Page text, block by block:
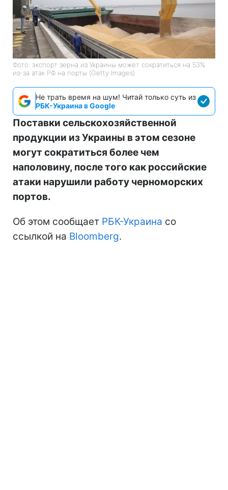
Фото: экспорт зерна из Украины может сократиться на 53%
из-за атак РФ на порты (Getty Images)
Не трать время на шум! Читай только суть из
РБК-Украина в Google
Поставки сельскохозяйственной
продукции из Украины в этом сезоне
могут сократиться более чем
наполовину, после того как российские
атаки нарушили работу черноморских
портов.
Об этом сообщает РБК-Украина со
ссылкой на Bloomberg.